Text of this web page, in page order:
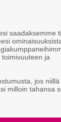
saadaksemme
ja
jos niillä
milloin tahansa